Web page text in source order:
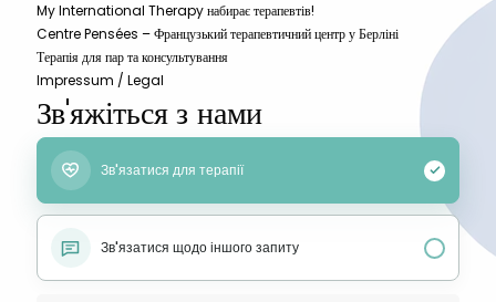
My International Therapy набирає терапевтів!
Centre Pensées – Французький терапевтичний центр у Берліні
Терапія для пар та консультування
Impressum / Legal
Зв'яжіться з нами
Зв'язатися для терапії
Зв'язатися щодо іншого запиту